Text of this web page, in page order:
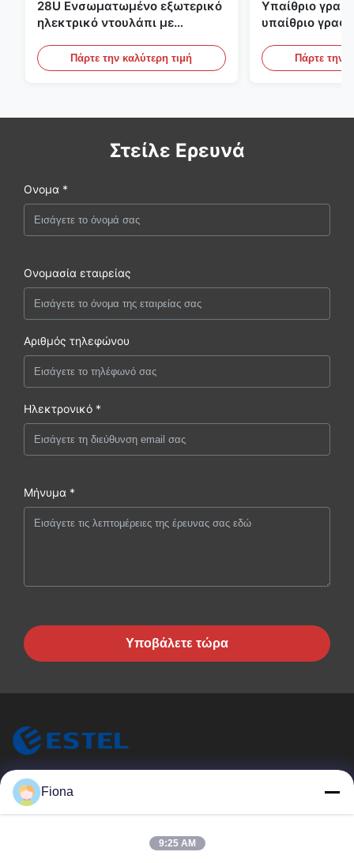
28U Ενσωματωμένο εξωτερικό
ηλεκτρικό ντουλάπι με
Συσκευή αποθήκευσης
ενέργειας μπαταρίας
Πάρτε την καλύτερη τιμή
Υπαίθριο
υπαίθριο
αισθητήρα
πορτών
Πάρτε την
Στείλε Ερευνά
Ονομα *
Ονομασία εταιρείας
Αριθμός τηλεφώνου
Ηλεκτρονικό *
Μήνυμα *
Υποβάλετε τώρα
ESTEL (GUANGDONG) TECHNOLOGY CO., LTD.
Η ESTEL ((GUANGDONG) TECHNOLOGY CO., LTD.
Fiona
9:25 AM